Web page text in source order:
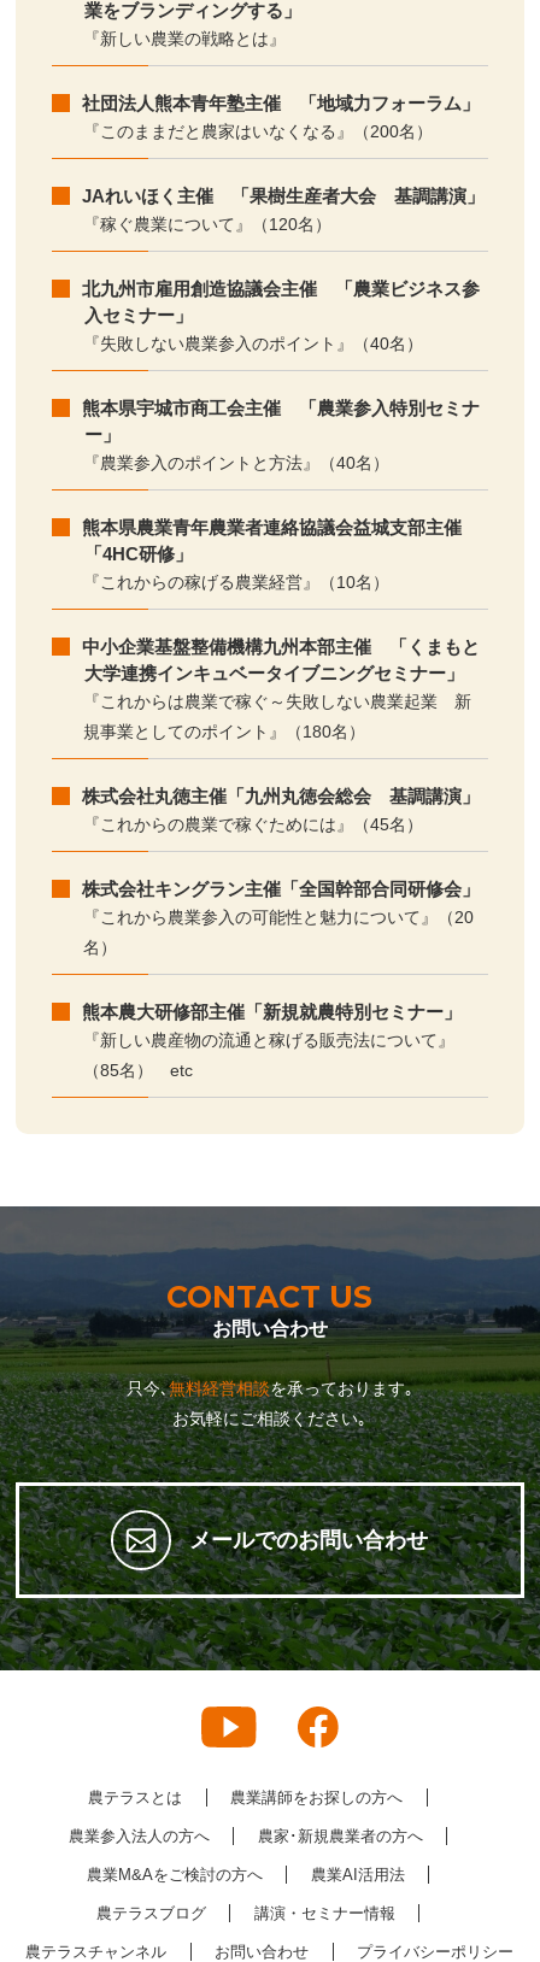
業をブランディングする」
『新しい農業の戦略とは』
社団法人熊本青年塾主催 「地域力フォーラム」
『このままだと農家はいなくなる』（200名）
JAれいほく主催 「果樹生産者大会 基調講演」
『稼ぐ農業について』（120名）
北九州市雇用創造協議会主催 「農業ビジネス参
入セミナー」
『失敗しない農業参入のポイント』（40名）
熊本県宇城市商工会主催 「農業参入特別セミナ
ー」
『農業参入のポイントと方法』（40名）
熊本県農業青年農業者連絡協議会益城支部主催
「4HC研修」
『これからの稼げる農業経営』（10名）
中小企業基盤整備機構九州本部主催 「くまもと
大学連携インキュベータイブニングセミナー」
『これからは農業で稼ぐ～失敗しない農業起業 新
規事業としてのポイント』（180名）
株式会社丸徳主催「九州丸徳会総会 基調講演」
『これからの農業で稼ぐためには』（45名）
株式会社キングラン主催「全国幹部合同研修会」
『これから農業参入の可能性と魅力について』（20
名）
熊本農大研修部主催「新規就農特別セミナー」
『新しい農産物の流通と稼げる販売法について』
（85名） etc
CONTACT US
お問い合わせ
只今､無料経営相談を承っております｡
お気軽にご相談ください｡
メールでのお問い合わせ
農テラスとは 農業講師をお探しの方へ
農業参入法人の方へ 農家･新規農業者の方へ
農業M&Aをご検討の方へ 農業AI活用法
農テラスブログ 講演・セミナー情報
農テラスチャンネル お問い合わせ プライバシーポリシー